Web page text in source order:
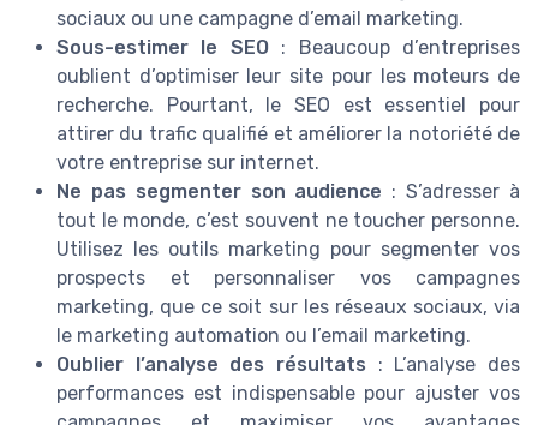
sociaux ou une campagne d’email marketing.
Sous-estimer le SEO: Beaucoup d’entreprises
oublient d’optimiser leur site pour les moteurs de
recherche. Pourtant, le SEO est essentiel pour
attirer du trafic qualifié et améliorer la notoriété de
votre entreprise sur internet.
Ne pas segmenter son audience : S’adresser à
tout le monde, c’est souvent ne toucher personne.
Utilisez les outils marketing pour segmenter vos
prospects et personnaliser vos campagnes
marketing, que ce soit sur les réseaux sociaux, via
le marketing automation ou l’email marketing.
Oublier l’analyse des résultats : L’analyse des
performances est indispensable pour ajuster vos